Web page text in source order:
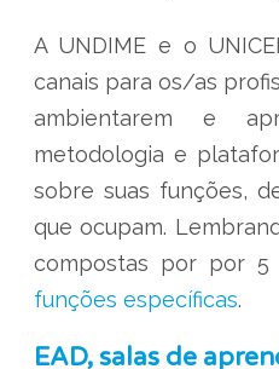
A UNDIME e o
canais para os/as
ambientarem e
metodologia e
sobre suas funções,
que ocupam.
compostas por por 5
funções específicas.
EAD, salas de